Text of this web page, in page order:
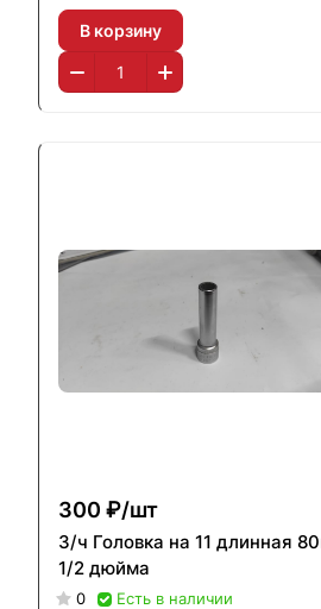
В корзину
300 ₽/шт
З/ч Головка на 11 длинная
1/2 дюйма
0 Есть в наличии